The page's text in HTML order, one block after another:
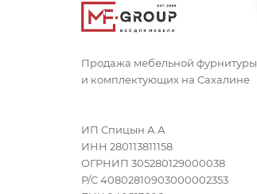
Продажа мебельной фурнитуры
и комплектующих на Сахалине
ИП Спицын А.А
ИНН 280113811158
ОГРНИП 305280129000038
Р/С 40802810903000002353